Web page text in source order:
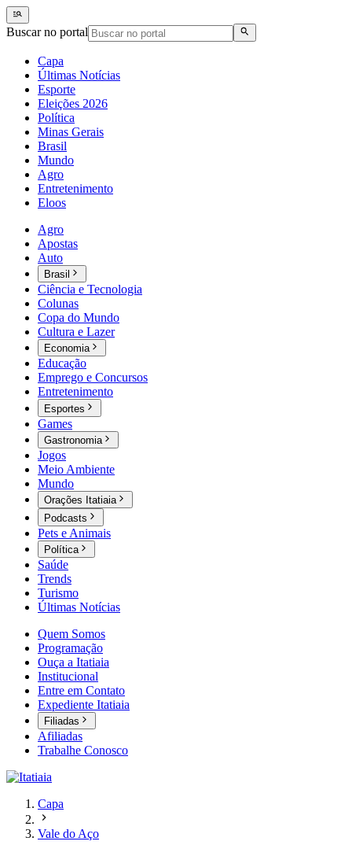
Buscar no portal
Capa
Últimas Notícias
Esporte
Eleições 2026
Política
Minas Gerais
Brasil
Mundo
Agro
Entretenimento
Eloos
Agro
Apostas
Auto
Brasil
Ciência e Tecnologia
Colunas
Copa do Mundo
Cultura e Lazer
Economia
Educação
Emprego e Concursos
Entretenimento
Esportes
Games
Gastronomia
Jogos
Meio Ambiente
Mundo
Orações Itatiaia
Podcasts
Pets e Animais
Política
Saúde
Trends
Turismo
Últimas Notícias
Quem Somos
Programação
Ouça a Itatiaia
Institucional
Entre em Contato
Expediente Itatiaia
Filiadas
Afiliadas
Trabalhe Conosco
Capa
Vale do Aço